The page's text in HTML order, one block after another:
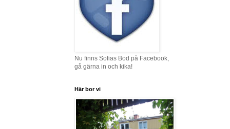
Nu finns Sofias Bod på Facebook,
gå gärna in och kika!
Här bor vi